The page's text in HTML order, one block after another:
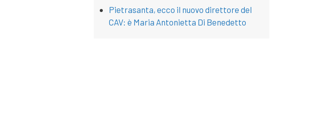
Pietrasanta, ecco il nuovo direttore del
CAV: è Maria Antonietta Di Benedetto